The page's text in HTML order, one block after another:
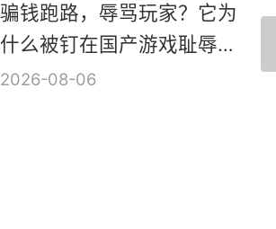
骗钱跑路，辱骂玩家？它为
什么被钉在国产游戏耻辱柱
上？【是个人物10】
2026-08-06